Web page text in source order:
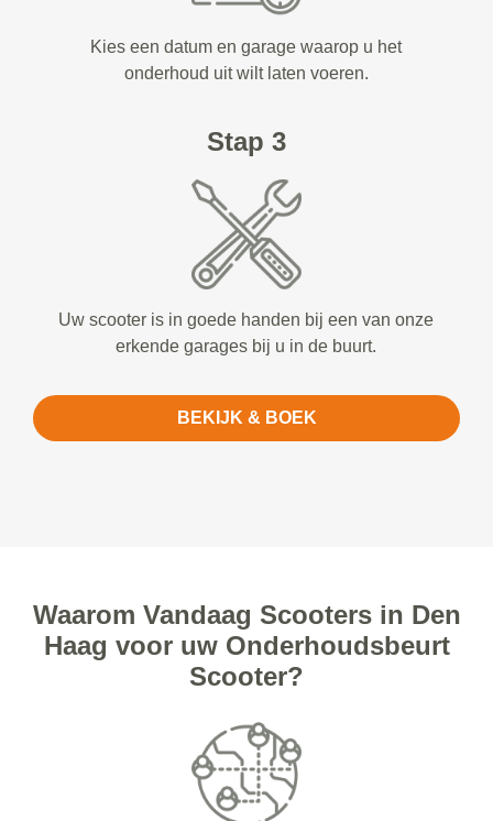
Kies een datum en garage waarop u het
onderhoud uit wilt laten voeren.
Stap 3
Uw scooter is in goede handen bij een van onze
erkende garages bij u in de buurt.
BEKIJK & BOEK
Waarom Vandaag Scooters in Den
Haag voor uw Onderhoudsbeurt
Scooter?